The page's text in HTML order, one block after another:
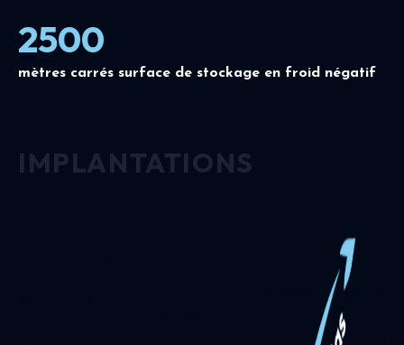
2500
mètres carrés surface de stockage en froid négatif
IMPLANTATIONS